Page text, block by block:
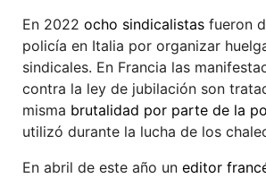
En 2022 ocho sindicalistas fueron
policía en Italia por organizar
sindicales. En Francia las
contra la ley de jubilación son
misma brutalidad por parte de la
utilizó durante la lucha de los
En abril de este año un editor